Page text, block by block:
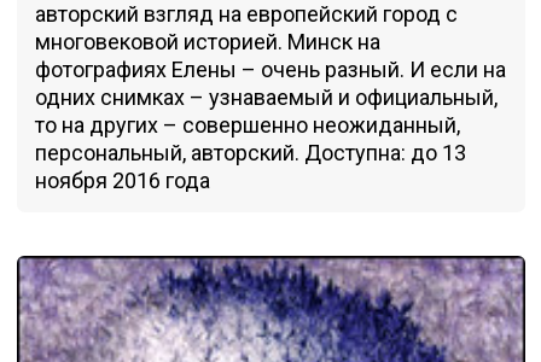
авторский взгляд на европейский город с
многовековой историей. Минск на
фотографиях Елены – очень разный. И если на
одних снимках – узнаваемый и официальный,
то на других – совершенно неожиданный,
персональный, авторский. Доступна: до 13
ноября 2016 года